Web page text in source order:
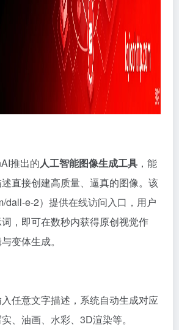
推出的人工智能图像生成工具 ，能
直接创建高质量、逼真的图像。该
dall-e-2）提供在线访问入口，用户
，即可在数秒内获得原创视觉作
变体生成。
任意文字描述，系统自动生成对应
、油画、水彩、3D渲染等。